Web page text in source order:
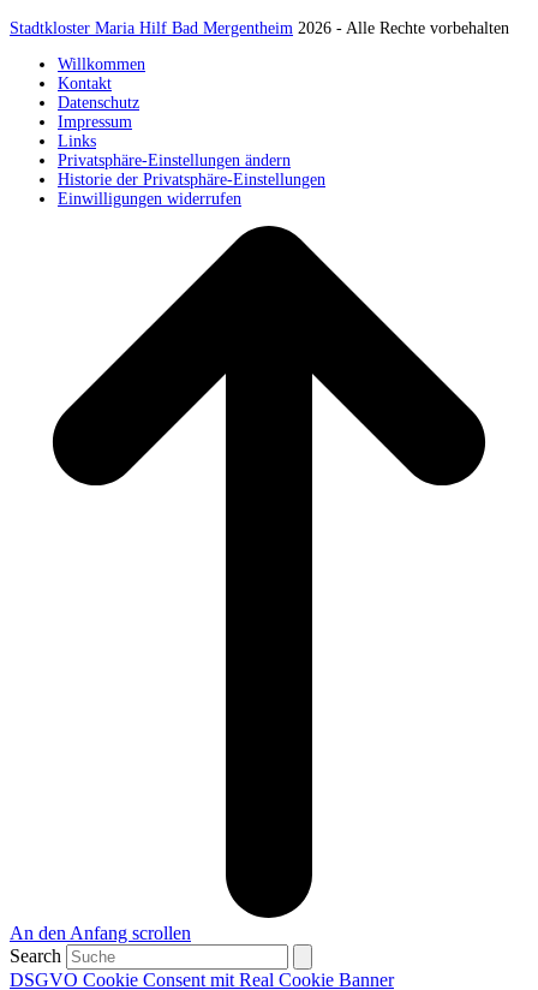
Stadtkloster Maria Hilf Bad Mergentheim 2026 - Alle Rechte vorbehalten
Willkommen
Kontakt
Datenschutz
Impressum
Links
Privatsphäre-Einstellungen ändern
Historie der Privatsphäre-Einstellungen
Einwilligungen widerrufen
An den Anfang scrollen
Search
DSGVO Cookie Consent mit Real Cookie Banner